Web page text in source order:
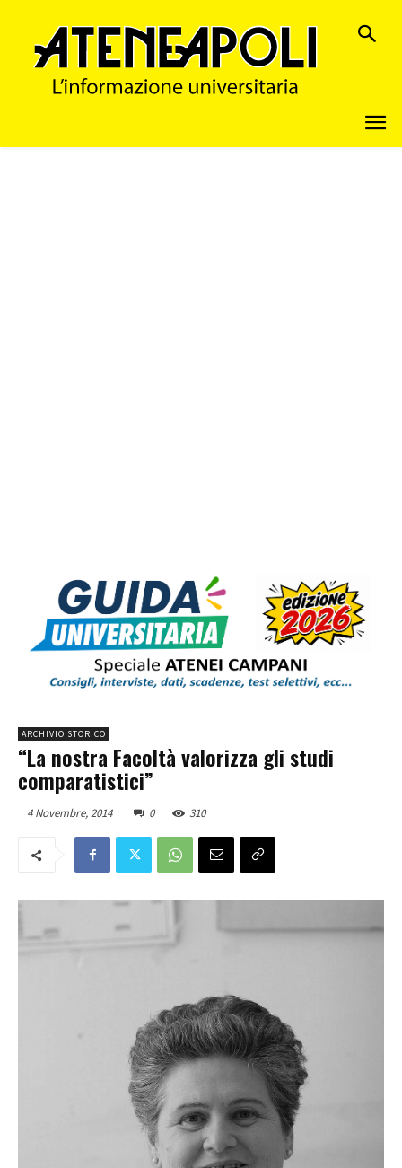
ARCHIVIO STORICO
“La nostra Facoltà valorizza gli studi
comparatistici”
4 Novembre, 2014 0 310